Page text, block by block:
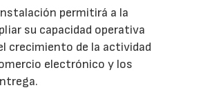
permitirá a la
su capacidad operativa
crecimiento de la actividad
electrónico y los